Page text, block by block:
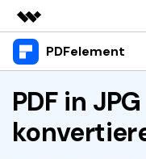
Top-Produkte
Dienstprogramme
Business
Überblick
Über uns
PDFelement
Produkte
Desktop
Lösungen
PDF in